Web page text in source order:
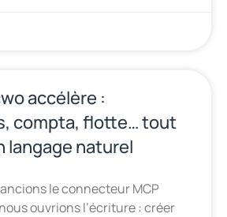
accélère :
compta, flotte… tout
langage naturel
le connecteur MCP
ouvrions l’écriture : créer